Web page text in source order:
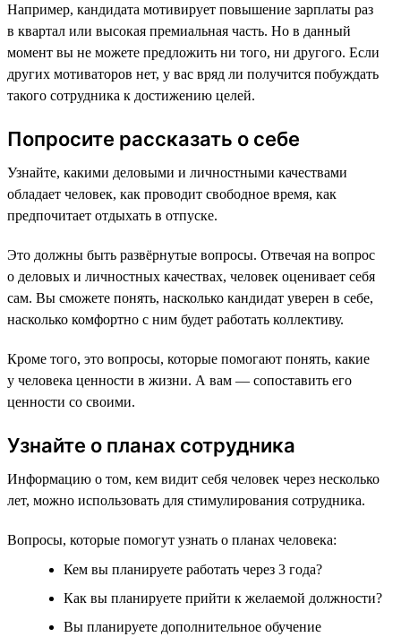
Например, кандидата мотивирует повышение зарплаты раз
в квартал или высокая премиальная часть. Но в данный
момент вы не можете предложить ни того, ни другого. Если
других мотиваторов нет, у вас вряд ли получится побуждать
такого сотрудника к достижению целей.
Попросите рассказать о себе
Узнайте, какими деловыми и личностными качествами
обладает человек, как проводит свободное время, как
предпочитает отдыхать в отпуске.
Это должны быть развёрнутые вопросы. Отвечая на вопрос
о деловых и личностных качествах, человек оценивает себя
сам. Вы сможете понять, насколько кандидат уверен в себе,
насколько комфортно с ним будет работать коллективу.
Кроме того, это вопросы, которые помогают понять, какие
у человека ценности в жизни. А вам — сопоставить его
ценности со своими.
Узнайте о планах сотрудника
Информацию о том, кем видит себя человек через несколько
лет, можно использовать для стимулирования сотрудника.
Вопросы, которые помогут узнать о планах человека:
Кем вы планируете работать через 3 года?
Как вы планируете прийти к желаемой должности?
Вы планируете дополнительное обучение